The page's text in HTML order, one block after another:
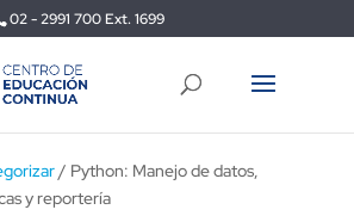
02 - 2991 700 Ext. 1699
/ Python: Manejo de datos,
y reportería